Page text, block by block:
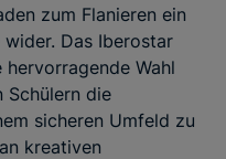
zum Flanieren ein
Das Iberostar
Wahl
Schülern die
sicheren Umfeld zu
kreativen